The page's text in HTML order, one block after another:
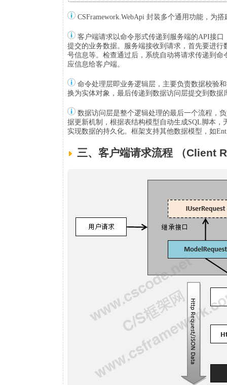
CSFramework.WebApi 封装多个通用功能，为
客户端请求以命令形式传递到服务端的API接
提交的业务数据。服务端接收到请求，首先要进
号信息等。检查通过后，系统自动将请求传递到
应信息给客户端。
命令处理层即业务逻辑层，主要负责数据校验
换为实体对象，最后传递到数据访问层提交到数据
数据访问层是整个逻辑处理的最后一个流程，
据更新机制，根据表结构模型自动生成SQL脚本，
实现数据的持久化。框架支持其他数据模型，如
三、客户端请求流程 （Client